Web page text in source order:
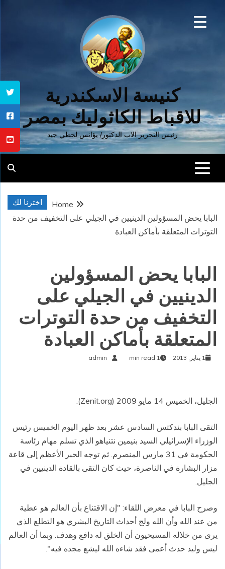
كنيسة الاسكندرية
للاقباط الكاثوليك بمصر
رئيس التحرير الاب الدكتور/ يؤانس لحظي جيد
اخترنا لك
Home
البابا يحض المسؤولين الدينيين في الجيلي على التخفيف من حدة
التوترات المتعلقة بأماكن العبادة
البابا يحض المسؤولين
الدينيين في الجيلي على
التخفيف من حدة التوترات
المتعلقة بأماكن العبادة
1 يناير, 2013 1 min read
admin
الجليل، الخميس 14 مايو 2009 ( Zenit.org
).
التقى البابا بندكتس السادس عشر بعد ظهر اليوم الخميس رئيس
الوزراء الإسرائيلي السيد بنيمين نتنياهو الذي تسلم مهام رئاسة
الحكومة في 31 مارس المنصرم. ثم توجه الحبر الأعظم إلى قاعة
مزار البشارة في الناصرة، حيث كان التقى بالقادة الدينيين في
الجليل.
وصرح البابا في معرض اللقاء: "إن الاقتناع بأن العالم هو عطية
من عند الله وأن الله ولج أحداث التاريخ البشري هو التطلع الذي
يرى من خلاله المسيحيون أن الخلق له دافع وهدف. وبما أن العالم
ليس وليد حدث أعمى فقد شاءه الله ليشع مجده فيه".